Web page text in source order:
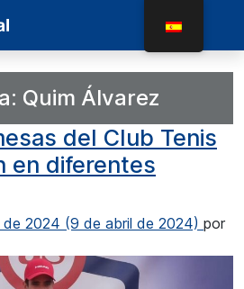
Quim Álvarez
del Club Tenis
en diferentes
de 2024 (9 de abril de 2024) por